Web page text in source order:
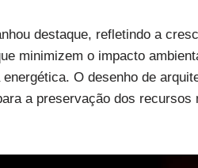
destaque, refletindo a
minimizem o impacto
O desenho de
a preservação dos recursos